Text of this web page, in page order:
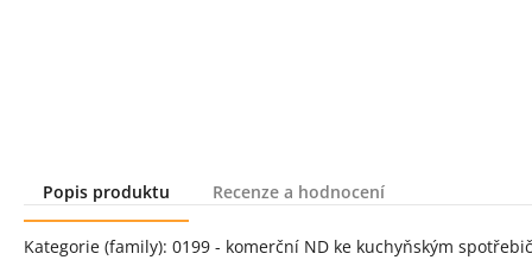
Popis produktu Recenze a hodnocení
Popis produktu
Kategorie (family): 0199 - komerční ND ke kuchyňským